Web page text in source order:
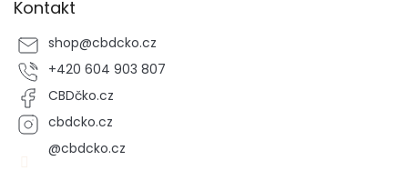
Kontakt
shop@cbdcko.cz
+420 604 903 807
CBDčko.cz
cbdcko.cz
@cbdcko.cz